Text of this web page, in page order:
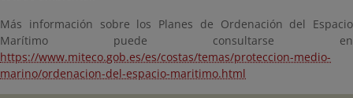
Más información sobre los Planes de Ordenación del Espacio
Marítimo puede consultarse en
https://www.miteco.gob.es/es/costas/temas/proteccion-medio-
marino/ordenacion-del-espacio-maritimo.html